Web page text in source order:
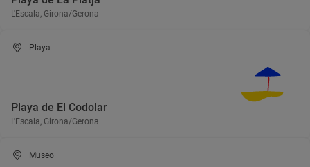
L'Escala, Girona/Gerona
Playa
Playa de El Codolar
L'Escala, Girona/Gerona
Museo